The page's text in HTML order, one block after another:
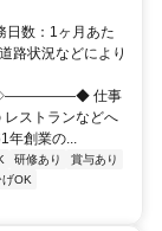
日数：1ヶ月あた
路状況などにより
仕事
ストランなどへ
業の...
研修あり
賞与あり
げOK